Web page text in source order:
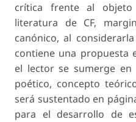
crítica frente al
literatura de CF,
canónico, al
contiene una propuesta
el lector se sumerge
poético, concepto
será sustentado en
para el desarrollo de